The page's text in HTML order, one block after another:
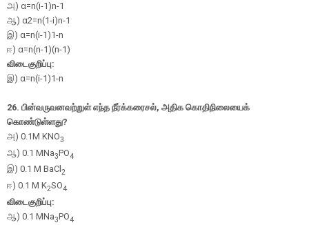
அ) α=n(i-1)n-1
ஆ) α2=n(1-i)n-1
இ) α=n(i-1)1-n
ஈ) α=n(n-1)(n-1)
விடைகுறிப்பு:
இ) α=n(i-1)1-n
26. பின்வருவனவற்றுள் எந்த நீர்க்கரைசல், அதிக கொதிநிலையைக்
கொண்டுள்ளது?
அ) 0.1M KNO3
ஆ) 0.1 MNa3PO4
இ) 0.1 M BaCl 2
ஈ) 0.1 M K2SO4
விடைகுறிப்பு:
ஆ) 0.1 MNa3PO4